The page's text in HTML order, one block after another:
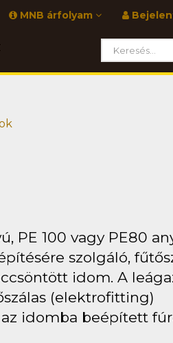
MNB árfolyam
PE 100 vagy PE80
szolgáló,
idom. A
(elektrofitting)
idomba beépített